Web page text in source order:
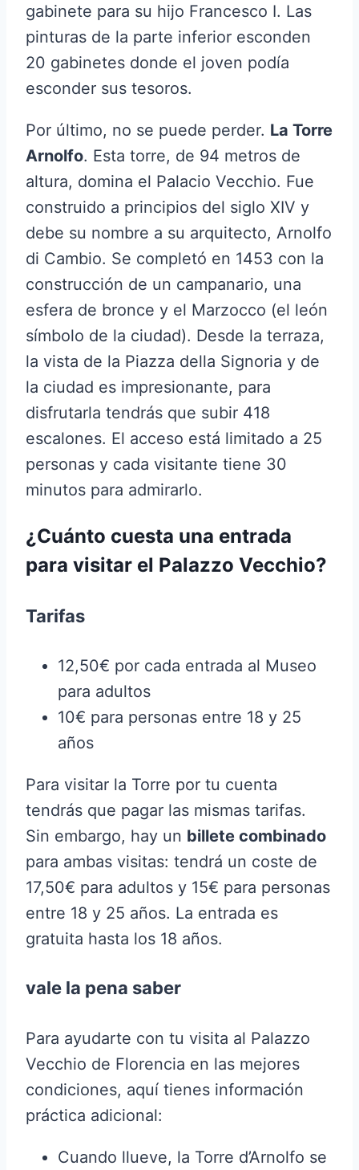
gabinete para su hijo Francesco I. Las
pinturas de la parte inferior esconden
20 gabinetes donde el joven podía
esconder sus tesoros.
Por último, no se puede perder. La Torre
Arnolfo. Esta torre, de 94 metros de
altura, domina el Palacio Vecchio. Fue
construido a principios del siglo XIV y
debe su nombre a su arquitecto, Arnolfo
di Cambio. Se completó en 1453 con la
construcción de un campanario, una
esfera de bronce y el Marzocco (el león
símbolo de la ciudad). Desde la terraza,
la vista de la Piazza della Signoria y de
la ciudad es impresionante, para
disfrutarla tendrás que subir 418
escalones. El acceso está limitado a 25
personas y cada visitante tiene 30
minutos para admirarlo.
¿Cuánto cuesta una entrada
para visitar el Palazzo Vecchio?
Tarifas
12,50€ por cada entrada al Museo
para adultos
10€ para personas entre 18 y 25
años
Para visitar la Torre por tu cuenta
tendrás que pagar las mismas tarifas.
Sin embargo, hay un billete combinado
para ambas visitas: tendrá un coste de
17,50€ para adultos y 15€ para personas
entre 18 y 25 años. La entrada es
gratuita hasta los 18 años.
vale la pena saber
Para ayudarte con tu visita al Palazzo
Vecchio de Florencia en las mejores
condiciones, aquí tienes información
práctica adicional:
Cuando llueve, la Torre d’Arnolfo se